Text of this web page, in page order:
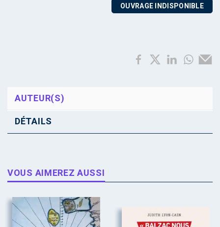
OUVRAGE INDISPONIBLE
AUTEUR(S)
DÉTAILS
VOUS AIMEREZ AUSSI